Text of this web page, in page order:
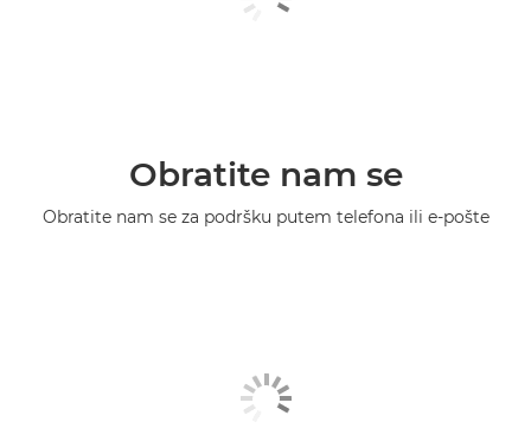
Obratite nam se
Obratite nam se za podršku putem telefona ili e-pošte